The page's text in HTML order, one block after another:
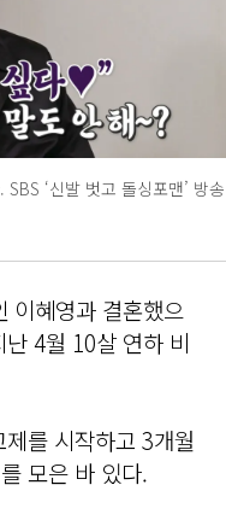
‘신발 벗고 돌싱포맨’ 방송
이혜영과 결혼했으
4월 10살 연하 비
를 시작하고 3개월
모은 바 있다.